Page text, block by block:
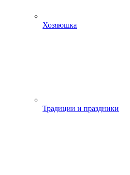
Хозяюшка
Традиции и праздники